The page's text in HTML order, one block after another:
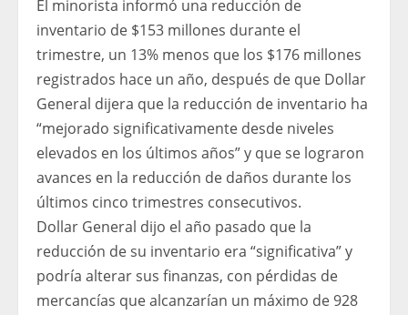
El minorista informó una reducción de
inventario de $153 millones durante el
trimestre, un 13% menos que los $176 millones
registrados hace un año, después de que Dollar
General dijera que la reducción de inventario ha
“mejorado significativamente desde niveles
elevados en los últimos años” y que se lograron
avances en la reducción de daños durante los
últimos cinco trimestres consecutivos.
Dollar General dijo el año pasado que la
reducción de su inventario era “significativa” y
podría alterar sus finanzas, con pérdidas de
mercancías que alcanzarían un máximo de 928